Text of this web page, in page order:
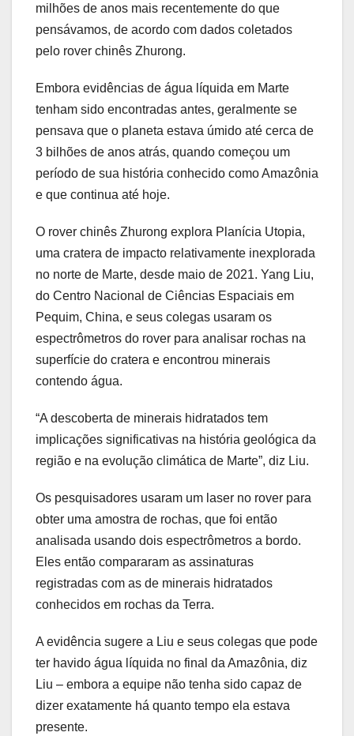
milhões de anos mais recentemente do que
pensávamos, de acordo com dados coletados
pelo rover chinês Zhurong.
Embora evidências de água líquida em Marte
tenham sido encontradas antes, geralmente se
pensava que o planeta estava úmido até cerca de
3 bilhões de anos atrás, quando começou um
período de sua história conhecido como Amazônia
e que continua até hoje.
O rover chinês Zhurong explora Planícia Utopia,
uma cratera de impacto relativamente inexplorada
no norte de Marte, desde maio de 2021. Yang Liu,
do Centro Nacional de Ciências Espaciais em
Pequim, China, e seus colegas usaram os
espectrômetros do rover para analisar rochas na
superfície do cratera e encontrou minerais
contendo água.
“A descoberta de minerais hidratados tem
implicações significativas na história geológica da
região e na evolução climática de Marte”, diz Liu.
Os pesquisadores usaram um laser no rover para
obter uma amostra de rochas, que foi então
analisada usando dois espectrômetros a bordo.
Eles então compararam as assinaturas
registradas com as de minerais hidratados
conhecidos em rochas da Terra.
A evidência sugere a Liu e seus colegas que pode
ter havido água líquida no final da Amazônia, diz
Liu – embora a equipe não tenha sido capaz de
dizer exatamente há quanto tempo ela estava
presente.